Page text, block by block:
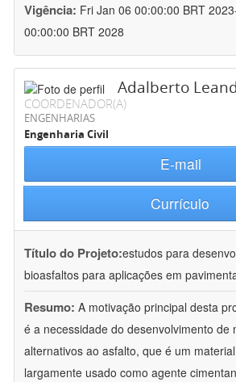
Vigência: Fri Jan 06 00:00:00 BRT
00:00:00 BRT 2028
Adalberto
COORDENADOR(A)
ENGENHARIAS
Engenharia Civil
E-mail
Currículo
Título do Projeto:estudos para
bioasfaltos para aplicações em
Resumo: A motivação principal desta
é a necessidade do desenvolvimento de
alternativos ao asfalto, que é um
largamente usado como agente